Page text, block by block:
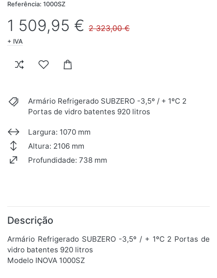
Referência: 1000SZ
1 509,95 € 2 323,00 €
+ IVA
Armário Refrigerado SUBZERO -3,5º / + 1ºC 2
Portas de vidro batentes 920 litros
Largura: 1070 mm
Altura: 2106 mm
Profundidade: 738 mm
Descrição
Armário Refrigerado SUBZERO -3,5º / + 1ºC 2 Portas de
vidro batentes 920 litros
Modelo INOVA 1000SZ